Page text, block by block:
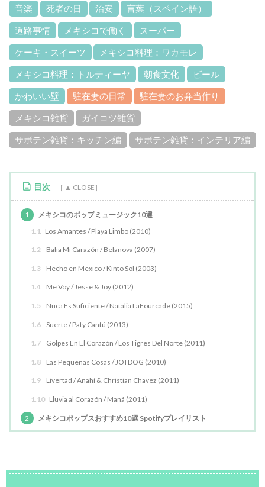
音楽 死者の日 治安 言葉（スペイン語）
道路事情 メキシコで働く スーパー
ケーキ・スイーツ メキシコ料理：ワカモレ
メキシコ料理：トルティーヤ 朝食文化 ビール
かわいい壁 駐在妻の日常 駐在妻のお弁当作り
メキシコ雑貨 ガイコツ雑貨
サボテン雑貨：キッチン編 サボテン雑貨：インテリア編
目次
1
メキシコのポップミュージック10選
1.1
Los Amantes / Playa Limbo (2010)
1.2 Balia Mi Carazón / Belanova (2007)
1.3 Hecho en Mexico / Kinto Sol (2003)
1.4 Me Voy / Jesse & Joy (2012)
1.5 Nuca Es Suficiente / Natalia LaFourcade (2015)
1.6 Suerte / Paty Cantú (2013)
1.7 Golpes En El Corazón / Los Tigres Del Norte (2011)
1.8 Las Pequeñas Cosas / JOTDOG (2010)
1.9 Livertad / Anahí & Christian Chavez (2011)
1.10 Lluvia al Corazón / Maná (2011)
2 メキシコポップスおすすめ10選 Spotifyプレイリスト